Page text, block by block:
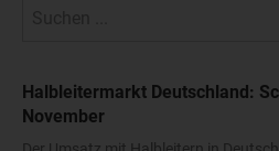
Halbleitermarkt Deutschland:
November